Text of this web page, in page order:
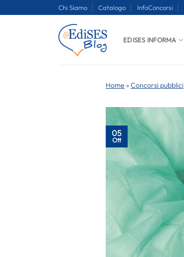
Chi Siamo Catalogo InfoConcorsi
EDISES INFORMA
Home »Concorsi pubblici
05
Ott